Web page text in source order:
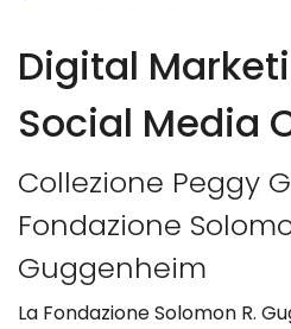
Digital
Social Media
Collezione Peggy
Fondazione
Guggenheim
La Fondazione Solomon R.